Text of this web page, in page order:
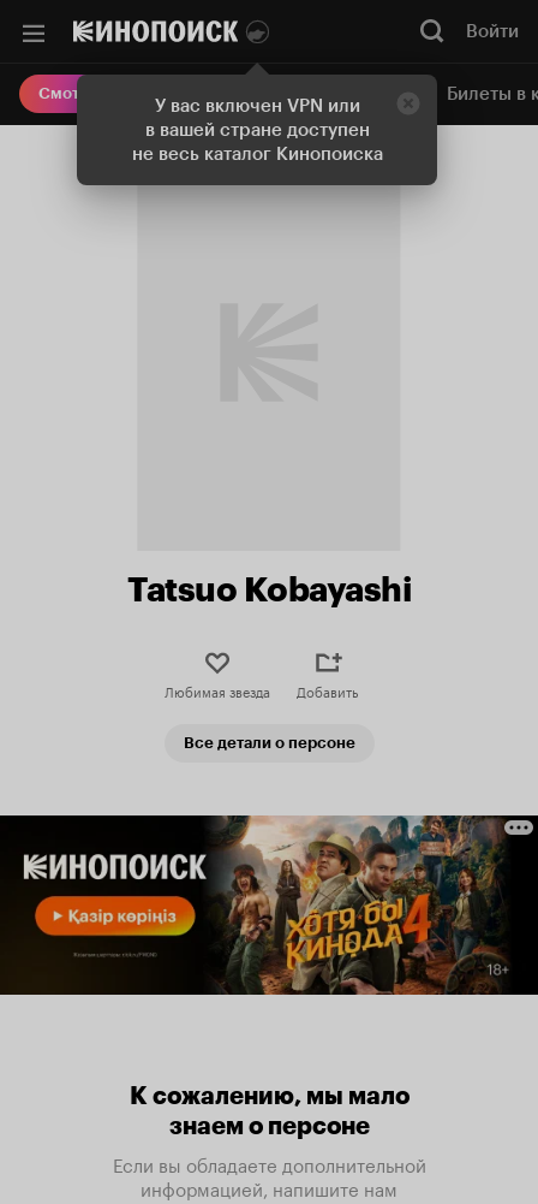
У вас включен VPN или
в вашей стране доступен
не весь каталог Кинопоиска
Войти
Смотреть кино Онлайн-кинотеатр Билеты в
Tatsuo Kobayashi
Любимая звезда Добавить
Все детали о персоне
К сожалению, мы мало
знаем о персоне
Если вы обладаете дополнительной
информацией, напишите нам